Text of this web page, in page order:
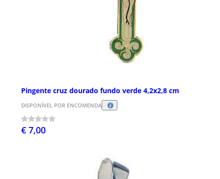
Pingente cruz dourado fundo verde 4,2x2,8 cm
DISPONÍVEL POR ENCOMENDA
€ 7,00